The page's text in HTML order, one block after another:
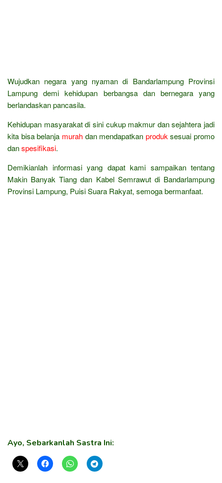
Wujudkan negara yang nyaman di Bandarlampung Provinsi
Lampung demi kehidupan berbangsa dan bernegara yang
berlandaskan pancasila.
Kehidupan masyarakat di sini cukup makmur dan sejahtera jadi
kita bisa belanja murahdan mendapatkan produk sesuai promo
danspesifikasi.
Demikianlah informasi yang dapat kami sampaikan tentang
Makin Banyak Tiang dan Kabel Semrawut di Bandarlampung
Provinsi Lampung, Puisi Suara Rakyat, semoga bermanfaat.
Ayo, Sebarkanlah Sastra Ini: